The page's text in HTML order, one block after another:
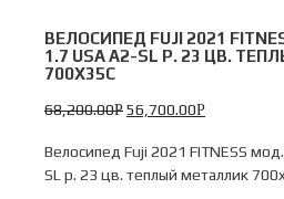
ВЕЛОСИПЕД FUJI 2021
1.7 USA A2-SL Р. 23 ЦВ.
700X35C
68,200.00Р 56,700.00Р
Велосипед Fuji 2021 FITNESS
SL р. 23 цв. теплый металлик